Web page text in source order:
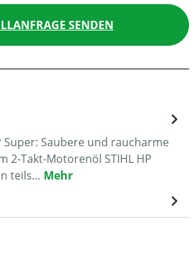
SENDEN
Saubere und raucharme
2-Takt-Motorenöl STIHL HP
teils… Mehr